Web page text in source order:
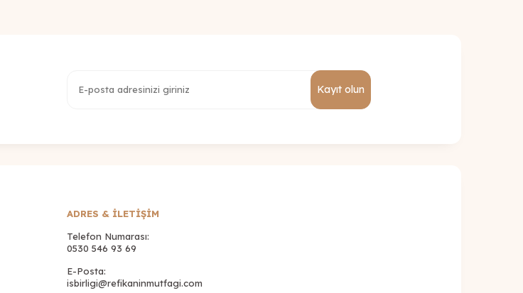
Kayıt olun
ADRES & İLETIŞIM
Telefon Numarası:
0530 546 93 69
E-Posta:
isbirligi@refikaninmutfagi.com